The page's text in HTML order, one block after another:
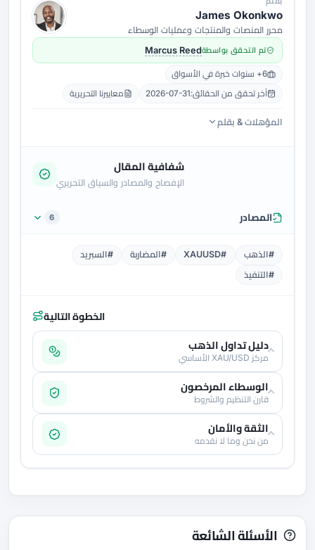
James Okonkwo
محرر المنصات والمنتجات وعمليات الوسطاء
تم التحقق بواسطةMarcus Reed
6+ سنوات خبرة في الأسواق
آخر تحقق من الحقائق:2026-07-31 معاييرنا التحريرية
المؤهلات & بقلم
شفافية المقال
الإفصاح والمصادر والسياق التحريري
المصادر 6
#الذهب #XAUUSD #المضاربة
#السبريد
#التنفيذ
الخطوة التالية
دليل تداول الذهب
مركز XAU/USD الأساسي
الوسطاء المرخصون
قارن التنظيم والشروط
الثقة والأمان
من نحن وما لا نقدمه
الأسئلة الشائعة